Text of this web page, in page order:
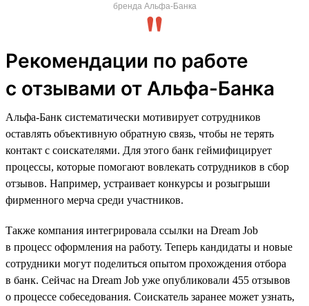
бренда Альфа-Банка
Рекомендации по работе
с отзывами от Альфа-Банка
Альфа-Банк систематически мотивирует сотрудников
оставлять объективную обратную связь, чтобы не терять
контакт с соискателями. Для этого банк геймифицирует
процессы, которые помогают вовлекать сотрудников в сбор
отзывов. Например, устраивает конкурсы и розыгрыши
фирменного мерча среди участников.
Также компания интегрировала ссылки на Dream Job
в процесс оформления на работу. Теперь кандидаты и новые
сотрудники могут поделиться опытом прохождения отбора
в банк. Сейчас на Dream Job уже опубликовали 455 отзывов
о процессе собеседования. Соискатель заранее может узнать,